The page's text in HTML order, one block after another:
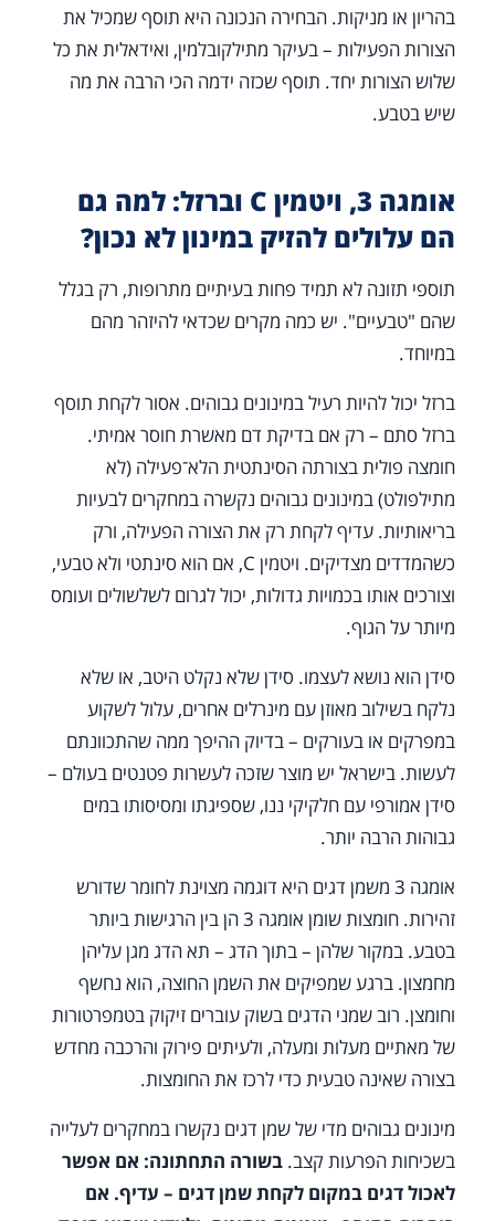
בהריון או מניקות. הבחירה הנכונה היא תוסף שמכיל את
הצורות הפעילות – בעיקר מתילקובלמין, ואידאלית את כל
שלוש הצורות יחד. תוסף שכזה ידמה הכי הרבה את מה
שיש בטבע.
אומגה 3, ויטמין C וברזל: למה גם
הם עלולים להזיק במינון לא נכון?
תוספי תזונה לא תמיד פחות בעיתיים מתרופות, רק בגלל
שהם "טבעיים". יש כמה מקרים שכדאי להיזהר מהם
במיוחד.
ברזל יכול להיות רעיל במינונים גבוהים. אסור לקחת תוסף
ברזל סתם – רק אם בדיקת דם מאשרת חוסר אמיתי.
חומצה פולית בצורתה הסינתטית הלא־פעילה (לא
מתילפולט) במינונים גבוהים נקשרה במחקרים לבעיות
בריאותיות. עדיף לקחת רק את הצורה הפעילה, ורק
כשהמדדים מצדיקים. ויטמין C, אם הוא סינתטי ולא טבעי,
וצורכים אותו בכמויות גדולות, יכול לגרום לשלשולים ועומס
מיותר על הגוף.
סידן הוא נושא לעצמו. סידן שלא נקלט היטב, או שלא
נלקח בשילוב מאוזן עם מינרלים אחרים, עלול לשקוע
במפרקים או בעורקים – בדיוק ההיפך ממה שהתכוונתם
לעשות. בישראל יש מוצר שזכה לעשרות פטנטים בעולם –
סידן אמורפי עם חלקיקי ננו, שספיגתו ומסיסותו במים
גבוהות הרבה יותר.
אומגה 3 משמן דגים היא דוגמה מצוינת לחומר שדורש
זהירות. חומצות שומן אומגה 3 הן בין הרגישות ביותר
בטבע. במקור שלהן – בתוך הדג – תא הדג מגן עליהן
מחמצון. ברגע שמפיקים את השמן החוצה, הוא נחשף
וחומצן. רוב שמני הדגים בשוק עוברים זיקוק בטמפרטורות
של מאתיים מעלות ומעלה, ולעיתים פירוק והרכבה מחדש
בצורה שאינה טבעית כדי לרכז את החומצות.
מינונים גבוהים מדי של שמן דגים נקשרו במחקרים לעלייה
בשכיחות הפרעות קצב. בשורה התחתונה: אם אפשר
לאכול דגים במקום לקחת שמן דגים – עדיף. אם